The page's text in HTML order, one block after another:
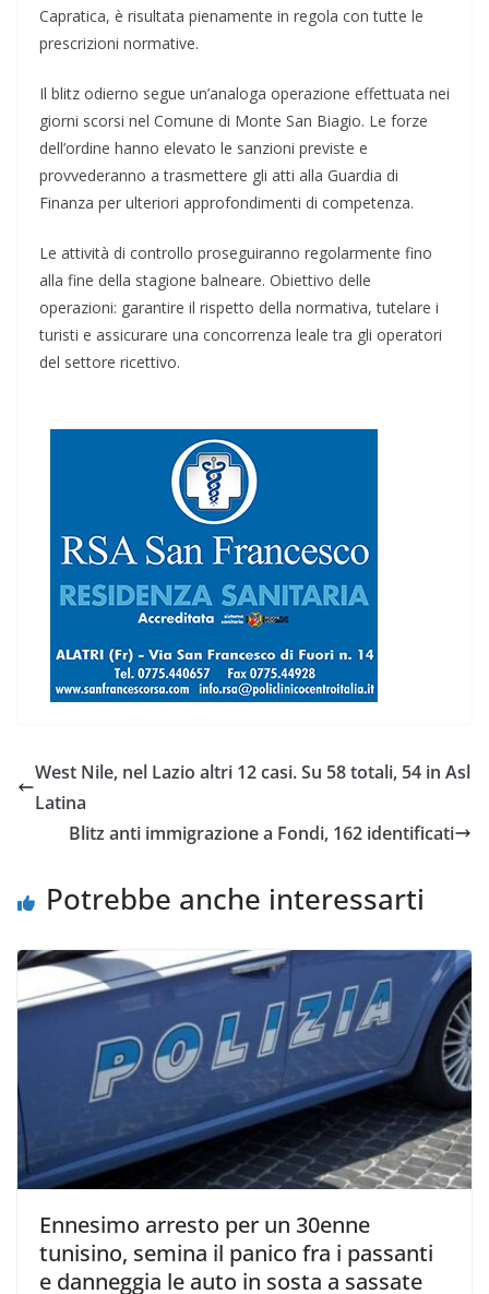
Capratica, è risultata pienamente in regola con tutte le
prescrizioni normative.
Il blitz odierno segue un’analoga operazione effettuata nei
giorni scorsi nel Comune di Monte San Biagio. Le forze
dell’ordine hanno elevato le sanzioni previste e
provvederanno a trasmettere gli atti alla Guardia di
Finanza per ulteriori approfondimenti di competenza.
Le attività di controllo proseguiranno regolarmente fino
alla fine della stagione balneare. Obiettivo delle
operazioni: garantire il rispetto della normativa, tutelare i
turisti e assicurare una concorrenza leale tra gli operatori
del settore ricettivo.
West Nile, nel Lazio altri 12 casi. Su 58 totali, 54 in Asl
Latina
Blitz anti immigrazione a Fondi, 162 identificati
Potrebbe anche interessarti
Ennesimo arresto per un 30enne
tunisino, semina il panico fra i passanti
e danneggia le auto in sosta a sassate